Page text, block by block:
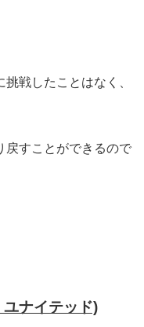
戦したことはなく、
戻すことができるので
ナイテッド)